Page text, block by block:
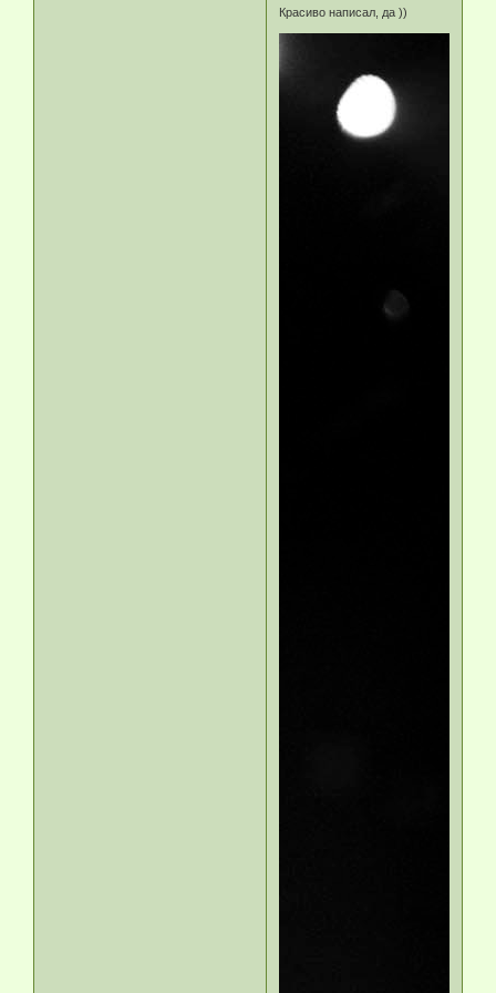
Красиво написал, да ))